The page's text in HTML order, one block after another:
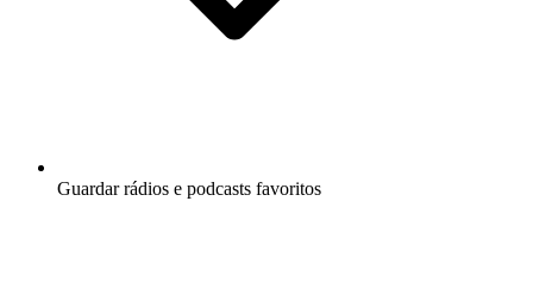
Guardar rádios e podcasts favoritos